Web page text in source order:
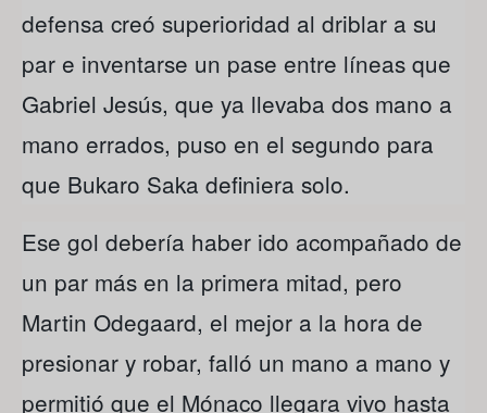
defensa creó superioridad al driblar a su
par e inventarse un pase entre líneas que
Gabriel Jesús, que ya llevaba dos mano a
mano errados, puso en el segundo para
que Bukaro Saka definiera solo.
Ese gol debería haber ido acompañado de
un par más en la primera mitad, pero
Martin Odegaard, el mejor a la hora de
presionar y robar, falló un mano a mano y
permitió que el Mónaco llegara vivo hasta